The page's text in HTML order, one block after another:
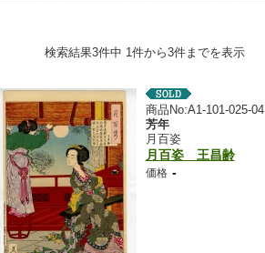
検索結果3件中 1件から3件までを表示
商品No:A1-101-025-04
芳年
月百姿
月百姿 王昌齢
価格 -